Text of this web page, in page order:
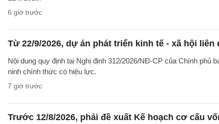
6 giờ trước
Từ 22/9/2026, dự án phát triển kinh tế - xã hội
Nội dung quy định tại Nghị định 312/2026/NĐ-CP của Chính phủ
ninh chính thức có hiệu lực.
7 giờ trước
Trước 12/8/2026, phải đề xuất Kế hoạch cơ cấu